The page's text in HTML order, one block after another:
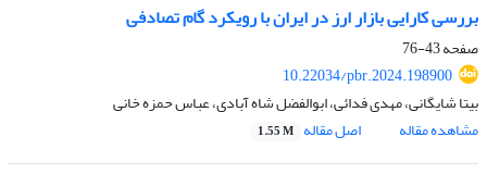
بررسی کارایی بازار ارز در ایران با رویکرد گام تصادفی
صفحه43-76
10.22034/pbr.2024.198900
بیتا شایگانی، مهدی فدائی، ابوالفضل شاه آبادی، عباس حمزه خانی
مشاهده مقاله
اصل مقاله 1.55 M